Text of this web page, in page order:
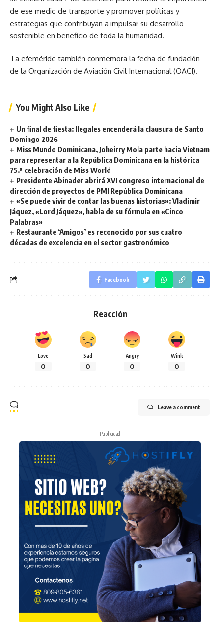
de ese medio de transporte y promover políticas y
estrategias que contribuyan a impulsar su desarrollo
sostenible en beneficio de toda la humanidad.
La efeméride también conmemora la fecha de fundación
de la Organización de Aviación Civil Internacional (OACI).
You Might Also Like
Un final de fiesta: Ilegales encenderá la clausura de Santo
Domingo 2026
Miss Mundo Dominicana, Joheirry Mola parte hacia Vietnam
para representar a la República Dominicana en la histórica
75.ª celebración de Miss World
Presidente Abinader abrirá XVI congreso internacional de
dirección de proyectos de PMI República Dominicana
«Se puede vivir de contar las buenas historias»: Vladimir
Jáquez, «Lord Jáquez», habla de su fórmula en «Cinco
Palabras»
Restaurante ‘Amigos’ es reconocido por sus cuatro
décadas de excelencia en el sector gastronómico
Facebook
Reacción
Love
0
Sad
0
Angry
0
Wink
0
Leave a comment
- Publicidad -